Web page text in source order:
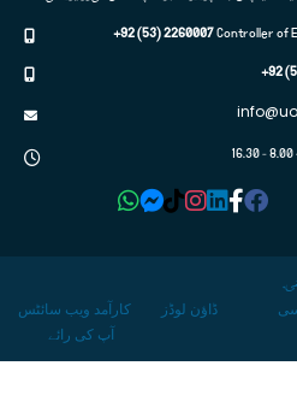
Controller
+92 (53) 2260007
کارآمد ویب سائٹس ڈاؤن لوڈز
آپ کی رائے